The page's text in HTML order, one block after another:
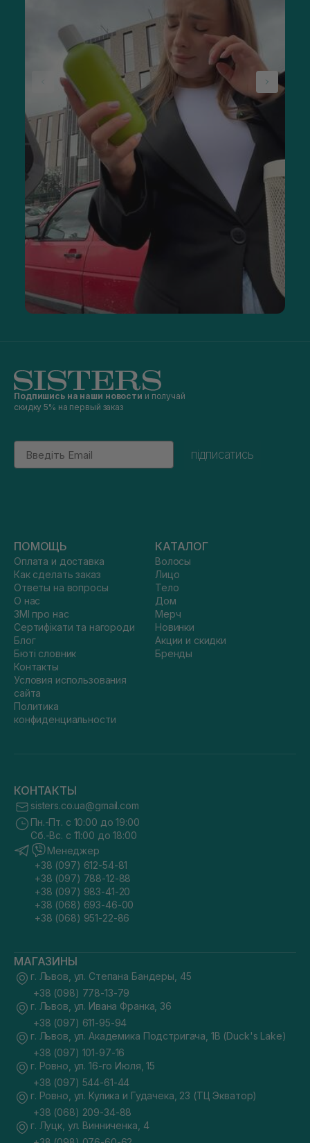
Подпишись на наши новости и получай
скидку 5% на первый заказ
Email
підписатись
ПОМОЩЬ
Оплата и доставка
Как сделать заказ
Ответы на вопросы
О нас
ЗМІ про нас
Сертифікати та нагороди
Блог
Бюті словник
Контакты
Условия использования
сайта
Политика
конфиденциальности
КАТАЛОГ
Волосы
Лицо
Тело
Дом
Мерч
Новинки
Акции и скидки
Бренды
КОНТАКТЫ
sisters.co.ua@gmail.com
Пн.-Пт. с 10:00 до 19:00
Сб.-Вс. с 11:00 до 18:00
Менеджер
+38 (097) 612-54-81
+38 (097) 788-12-88
+38 (097) 983-41-20
+38 (068) 693-46-00
+38 (068) 951-22-86
МАГАЗИНЫ
г. Львов, ул. Степана Бандеры, 45
+38 (098) 778-13-79
г. Львов, ул. Ивана Франка, 36
+38 (097) 611-95-94
г. Львов, ул. Академика Подстригача, 1В (Duck's Lake)
+38 (097) 101-97-16
г. Ровно, ул. 16-го Июля, 15
+38 (097) 544-61-44
г. Ровно, ул. Кулика и Гудачека, 23 (ТЦ Экватор)
+38 (068) 209-34-88
г. Луцк, ул. Винниченка, 4